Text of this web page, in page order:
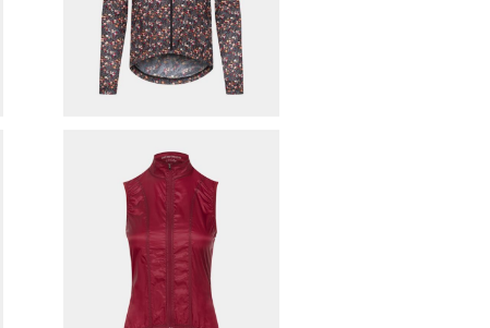
30%OFF
cafe du cycliste （ Wome
n'sモデル ） サイクリングベスト
（ PETRA / GRENAT ）
¥16,170
30%OFF